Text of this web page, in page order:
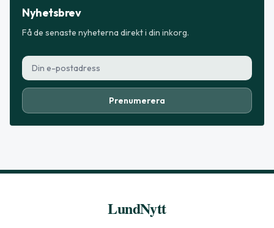
Nyhetsbrev
Få de senaste nyheterna direkt i din inkorg.
Prenumerera
LundNytt